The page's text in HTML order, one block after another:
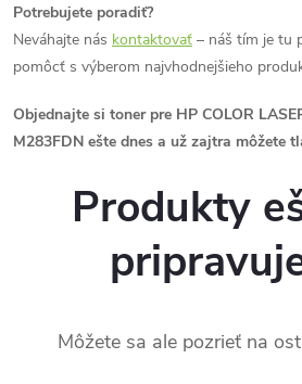
Potrebujete poradiť?
Neváhajte nás kontaktovať – náš tím je tu
pomôcť s výberom najvhodnejšieho
Objednajte si toner pre HP COLOR
M283FDN ešte dnes a už zajtra môžete
Produkty
Môžete sa ale pozrieť na